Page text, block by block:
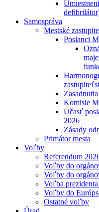
Samospráva
Mestské
Poslanci
Komisie
Účasť
2026
Zásady
Primátor mesta
Voľby
Referendum
Voľby do
Voľby do
Voľba
Voľby do
Ostatné voľby